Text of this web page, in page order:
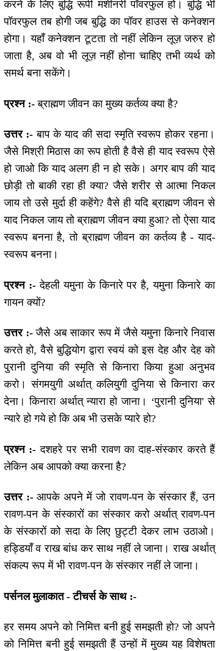
करने के लिए बुद्धि रूपी मशीनरी पॉवरफुल हो। बुद्धि भी
पॉवरफुल तब होगी जब बुद्धि का पॉवर हाउस से कनेक्शन
होगा। यहाँ कनेक्शन टूटता तो नहीं लेकिन लूज़ जरुर हो
जाता है, अब वो भी लूज़ नहीं होना चाहिए तभी व्यर्थ को
समर्थ बना सकेंगे।
प्रश्न :- ब्राह्मण जीवन का मुख्य कर्तव्य क्या है?
उत्तर :- बाप के याद की सदा स्मृति स्वरूप होकर रहना।
जैसे मिश्री मिठास का रूप होती है वैसे ही याद स्वरूप ऐसे
हो जाओ कि याद अलग ही न हो सके। अगर बाप की याद
छोड़ी तो बाकी रहा ही क्या? जैसे शरीर से आत्मा निकल
जाय तो उसे मुर्दा ही कहेंगे? वैसे ही यदि ब्राह्मण जीवन से
याद निकल जाय तो ब्राह्मण जीवन क्या हुआ? तो ऐसा याद
स्वरूप बनना है, तो ब्राह्मण जीवन का कर्तव्य है - याद-
स्वरूप बनना।
प्रश्न :-देहली यमुना के किनारे पर है, यमुना किनारे का
गायन क्यों?
उत्तर :-जैसे अब साकार रूप में जैसे यमुना किनारे निवास
करते हो, वैसे बुद्धियोग द्वारा स्वयं को इस देह और देह को
पुरानी दुनिया की स्मृति से किनारा किया हुआ अनुभव
करो। संगमयुगी अर्थात् कलियुगी दुनिया से किनारा कर
देना। किनारा अर्थात् न्यारा हो जाना। ‘पुरानी दुनिया' से
न्यारे हो गये हो कि अब भी उसके प्यारे हो?
प्रश्न :- दशहरे पर सभी रावण का दाह-संस्कार करते हैं
लेकिन अब आपको क्या करना है?
उत्तर :-आपके अपने में जो रावण-पन के संस्कार हैं, उन
रावण-पन के संस्कारों का संस्कार करो अर्थात् रावण-पन
के संस्कारों को सदा के लिए छुट्टी देकर लाभ उठाओ।
हड्डियाँ व राख बांध कर साथ नहीं ले जाना। राख अर्थात्
संकल्प रूप में भी रावण-पन के संस्कार नहीं ले जाना।
पर्सनल मुलाकात - टीचर्स के साथ :-
हर समय अपने को निमित्त बनी हुई समझती हो? जो अपने
को निमित्त बनी हुई समझती हैं उन्हों में मुख्य यह विशेषता